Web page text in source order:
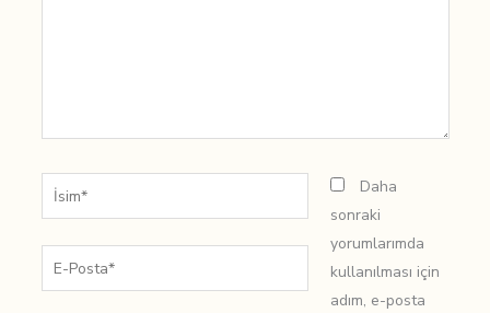
İsim*
E-
Posta*
Daha
sonraki
yorumlarımda
kullanılması için
adım, e-posta